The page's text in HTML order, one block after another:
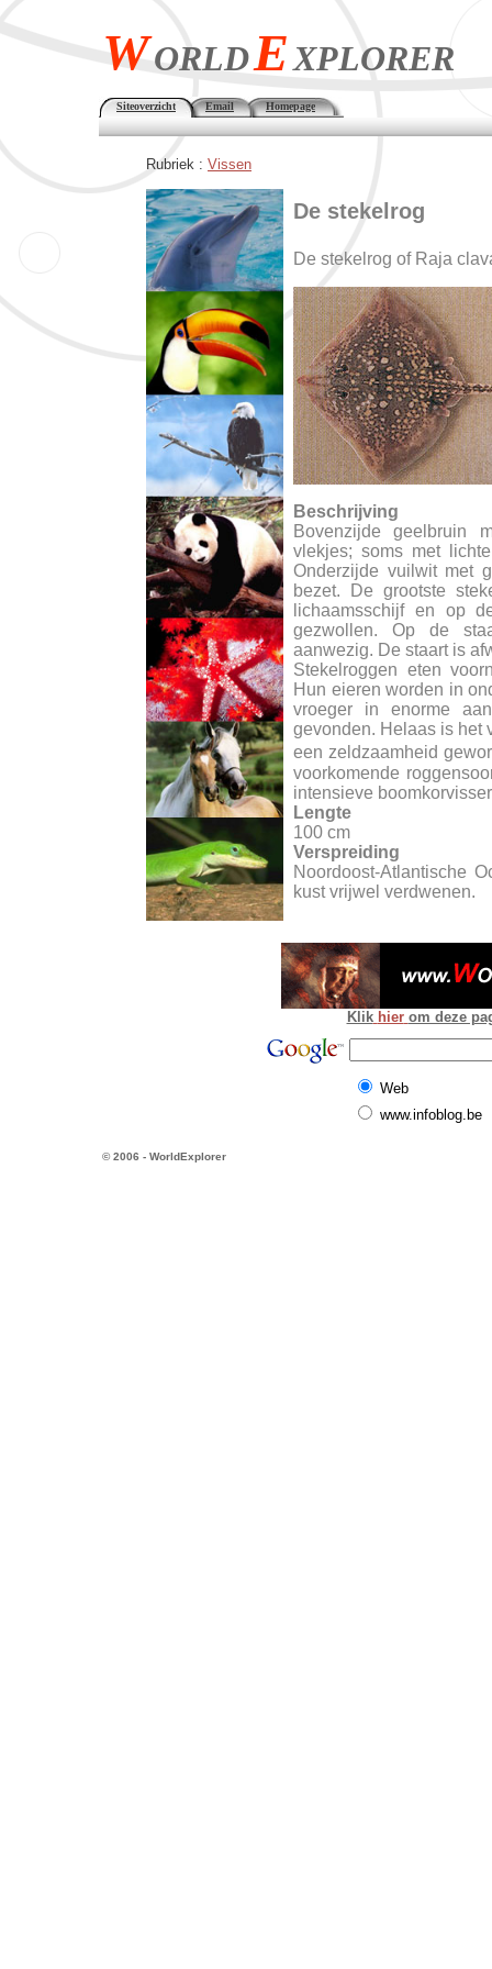
WORLDEXPLORER
Siteoverzicht Email Homepage
Rubriek : Vissen
De stekelrog
De stekelrog of Raja
Beschrijving
Bovenzijde geelbruin
vlekjes; soms met
Onderzijde vuilwit met
bezet. De grootste
lichaamsschijf en op
gezwollen. Op de
aanwezig. De staart is
Stekelroggen eten
Hun eieren worden in
vroeger in enorme
gevonden. Helaas is het
een zeldzaamheid
voorkomende
intensieve
Lengte
100 cm
Verspreiding
Noordoost-Atlantische
kust vrijwel verdwenen.
Klik hier om deze
Web
www.infoblog.be
© 2006 - WorldExplorer